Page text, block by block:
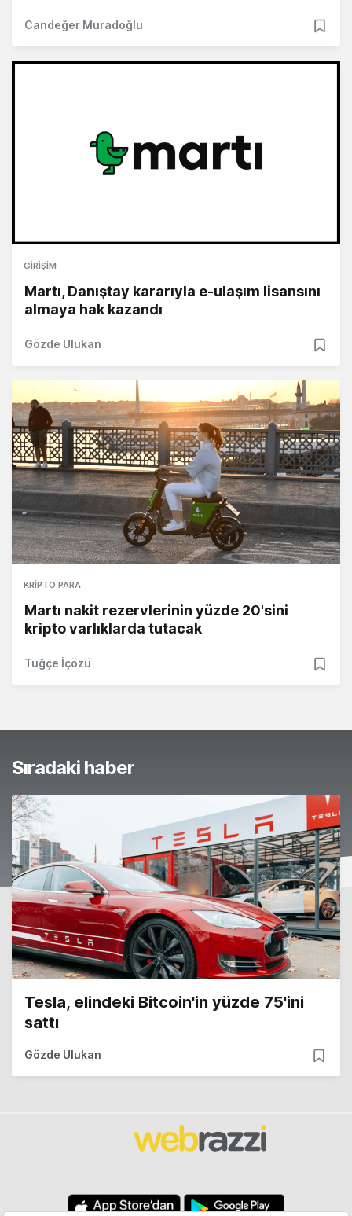
Candeğer Muradoğlu
GIRIŞIM
Martı, Danıştay kararıyla e-ulaşım lisansını
almaya hak kazandı
Gözde Ulukan
KRIPTO PARA
Martı nakit rezervlerinin yüzde 20'sini
kripto varlıklarda tutacak
Tuğçe İçözü
Sıradaki haber
Tesla, elindeki Bitcoin'in yüzde 75'ini
sattı
Gözde Ulukan